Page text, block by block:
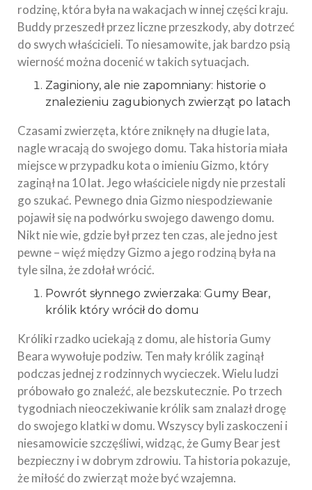
rodzinę, która była na wakacjach w innej części kraju.
Buddy przeszedł przez liczne przeszkody, aby dotrzeć
do swych właścicieli. To niesamowite, jak bardzo psią
wierność można docenić w takich sytuacjach.
Zaginiony, ale nie zapomniany: historie o
znalezieniu zagubionych zwierząt po latach
Czasami zwierzęta, które zniknęły na długie lata,
nagle wracają do swojego domu. Taka historia miała
miejsce w przypadku kota o imieniu Gizmo, który
zaginął na 10 lat. Jego właściciele nigdy nie przestali
go szukać. Pewnego dnia Gizmo niespodziewanie
pojawił się na podwórku swojego dawengo domu.
Nikt nie wie, gdzie był przez ten czas, ale jedno jest
pewne – więź między Gizmo a jego rodziną była na
tyle silna, że zdołał wrócić.
Powrót słynnego zwierzaka: Gumy Bear,
królik który wrócił do domu
Króliki rzadko uciekają z domu, ale historia Gumy
Beara wywołuje podziw. Ten mały królik zaginął
podczas jednej z rodzinnych wycieczek. Wielu ludzi
próbowało go znaleźć, ale bezskutecznie. Po trzech
tygodniach nieoczekiwanie królik sam znalazł drogę
do swojego klatki w domu. Wszyscy byli zaskoczeni i
niesamowicie szczęśliwi, widząc, że Gumy Bear jest
bezpieczny i w dobrym zdrowiu. Ta historia pokazuje,
że miłość do zwierząt może być wzajemna.